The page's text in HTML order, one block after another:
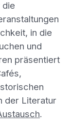
die
in die
und
präsentiert
der Literatur
.